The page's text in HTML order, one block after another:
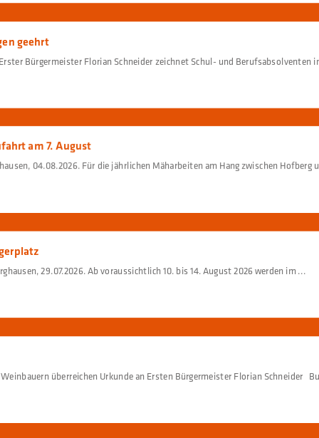
geehrt
Bürgermeister Florian Schneider zeichnet Schul- und Berufsabsolventen
am 7. August
04.08.2026. Für die jährlichen Mäharbeiten am Hang zwischen Hofberg
29.07.2026. Ab voraussichtlich 10. bis 14. August 2026 werden im ...
überreichen Urkunde an Ersten Bürgermeister Florian Schneider